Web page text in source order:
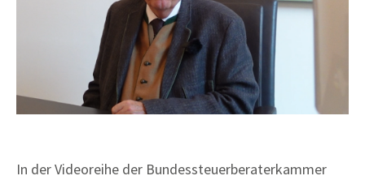
In der Videoreihe der Bundessteuerberaterkammer